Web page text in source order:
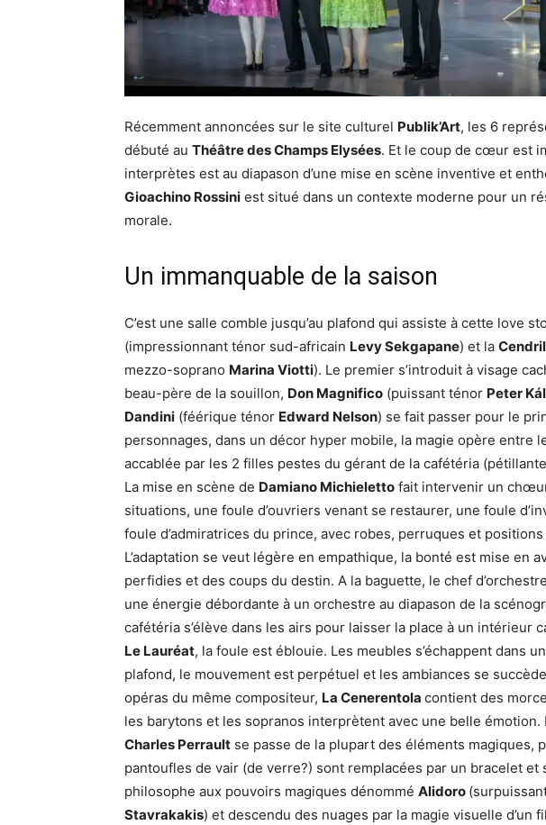
Récemment annoncées sur le site culturel Publik’Art, les 6
débuté au Théâtre des Champs Elysées. Et le coup de cœur est
interprètes est au diapason d’une mise en scène inventive et
Gioachino Rossini est situé dans un contexte moderne pour un
morale.
Un immanquable de la saison
C’est une salle comble jusqu’au plafond qui assiste à cette love
(impressionnant ténor sud-africain Levy Sekgapane) et la
mezzo-soprano Marina Viotti). Le premier s’introduit à visage
beau-père de la souillon, Don Magnifico (puissant ténor Peter
Dandini (féérique ténor Edward Nelson) se fait passer pour le
personnages, dans un décor hyper mobile, la magie opère entre
accablée par les 2 filles pestes du gérant de la cafétéria
La mise en scène de Damiano Michieletto fait intervenir un
situations, une foule d’ouvriers venant se restaurer, une foule
foule d’admiratrices du prince, avec robes, perruques et
L’adaptation se veut légère en empathique, la bonté est mise en
perfidies et des coups du destin. A la baguette, le chef d’orchestre
une énergie débordante à un orchestre au diapason de la
cafétéria s’élève dans les airs pour laisser la place à un intérieur
Le Lauréat, la foule est éblouie. Les meubles s’échappent dans
plafond, le mouvement est perpétuel et les ambiances se
opéras du même compositeur, La Cenerentola contient des
les barytons et les sopranos interprètent avec une belle émotion.
Charles Perrault se passe de la plupart des éléments magiques,
pantoufles de vair (de verre?) sont remplacées par un bracelet
philosophe aux pouvoirs magiques dénommé Alidoro
Stavrakakis) et descendu des nuages par la magie visuelle d’un